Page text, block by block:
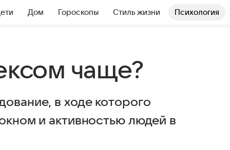
Дом Гороскопы Стиль жизни Психология
чаще?
в ходе которого
и активностью людей в